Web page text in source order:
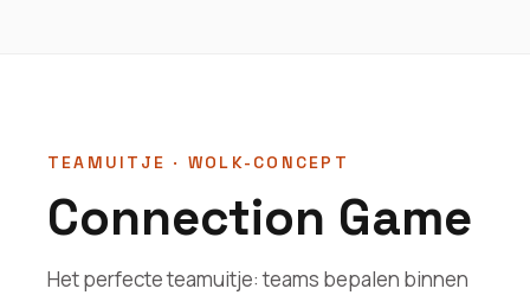
TEAMUITJE · WOLK-CONCEPT
Connection Game
Het perfecte teamuitje: teams bepalen binnen